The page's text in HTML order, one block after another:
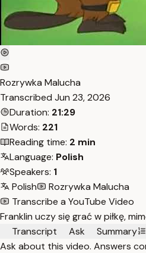
Rozrywka Malucha
Transcribed Jun 23, 2026
Duration: 21:29
Words: 221
Reading time: 2 min
Language: Polish
Speakers: 1
Polish
Rozrywka Malucha
Transcribe a YouTube Video
Franklin uczy się grać w piłkę,
Transcript
Ask Summary
Ask about this video. Answers